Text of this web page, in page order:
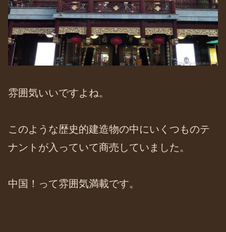
雰囲気いいですよね。
このような歴史的建造物の中にいくつものテ
ナントが入っていて商売していました。
中国！って雰囲気満載です。